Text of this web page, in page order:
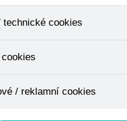
technické cookies
v nákupním košíku,
a není možné jej ani odebrat.
anonymizované cookies
/ reklamní cookies